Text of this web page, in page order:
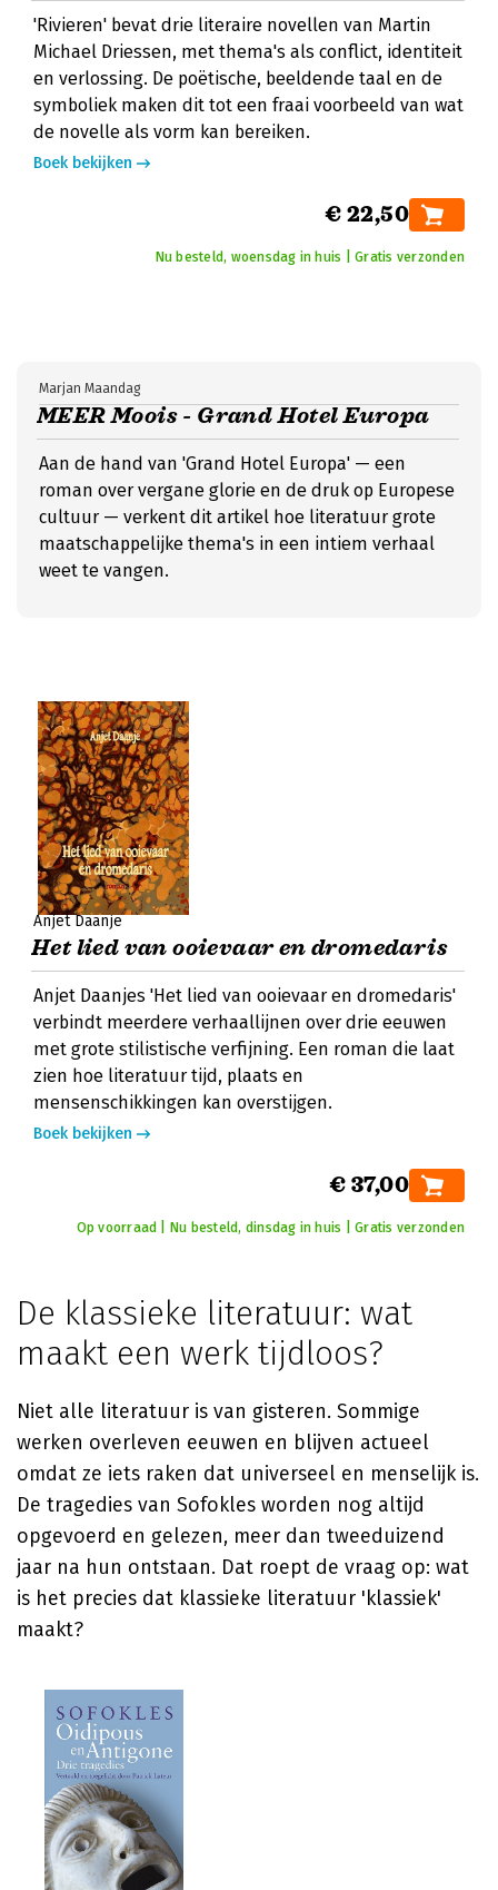
'Rivieren' bevat drie literaire novellen van Martin
Michael Driessen, met thema's als conflict, identiteit
en verlossing. De poëtische, beeldende taal en de
symboliek maken dit tot een fraai voorbeeld van wat
de novelle als vorm kan bereiken.
Boek bekijken
€ 22,50
Nu besteld, woensdag in huis | Gratis verzonden
MEER Moois - Grand Hotel Europa
Marjan Maandag
Aan de hand van 'Grand Hotel Europa' — een
roman over vergane glorie en de druk op Europese
cultuur — verkent dit artikel hoe literatuur grote
maatschappelijke thema's in een intiem verhaal
weet te vangen.
Anjet Daanje
Het lied van ooievaar en dromedaris
Anjet Daanjes 'Het lied van ooievaar en dromedaris'
verbindt meerdere verhaallijnen over drie eeuwen
met grote stilistische verfijning. Een roman die laat
zien hoe literatuur tijd, plaats en
mensenschikkingen kan overstijgen.
Boek bekijken
€ 37,00
Op voorraad | Nu besteld, dinsdag in huis | Gratis verzonden
De klassieke literatuur: wat
maakt een werk tijdloos?
Niet alle literatuur is van gisteren. Sommige
werken overleven eeuwen en blijven actueel
omdat ze iets raken dat universeel en menselijk is.
De tragedies van Sofokles worden nog altijd
opgevoerd en gelezen, meer dan tweeduizend
jaar na hun ontstaan. Dat roept de vraag op: wat
is het precies dat klassieke literatuur 'klassiek'
maakt?